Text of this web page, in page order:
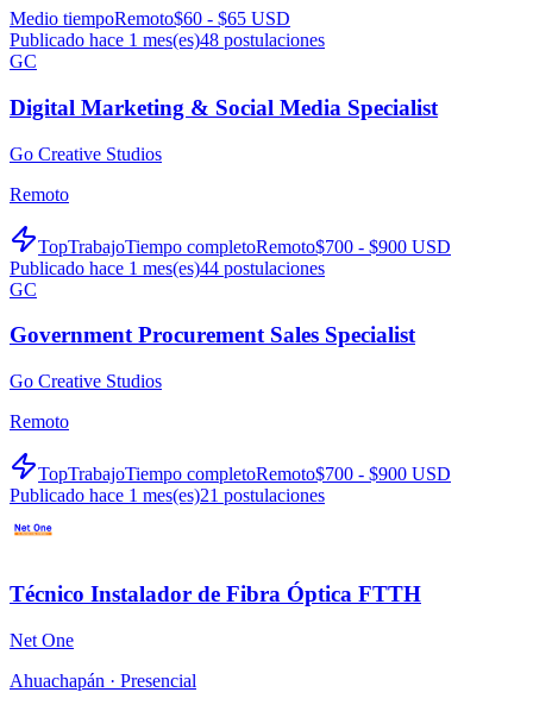
Medio tiempoRemoto$60 - $65 USD
Publicado hace 1 mes(es)48 postulaciones
GC
Digital Marketing & Social Media Specialist
Go Creative Studios
Remoto
TopTrabajoTiempo completoRemoto$700 - $900 USD
Publicado hace 1 mes(es)44 postulaciones
GC
Government Procurement Sales Specialist
Go Creative Studios
Remoto
TopTrabajoTiempo completoRemoto$700 - $900 USD
Publicado hace 1 mes(es)21 postulaciones
Técnico Instalador de Fibra Óptica FTTH
Net One
Ahuachapán · Presencial